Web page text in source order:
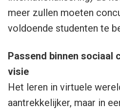
meer zullen moeten
voldoende studenten te
Passend binnen
visie
Het leren in virtuele
aantrekkelijker, maar in